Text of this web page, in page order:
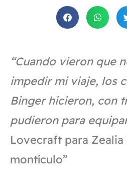
“Cuando vieron que
impedir mi viaje, los
Binger hicieron, con
pudieron para
Lovecraft para Zealia
montículo”